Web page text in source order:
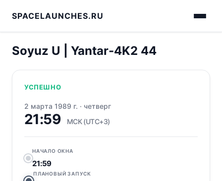
SPACELAUNCHES.RU
Soyuz U | Yantar-4K2 44
УСПЕШНО
2 марта 1989 г. · четверг
21:59 МСК (UTC+3)
НАЧАЛО ОКНА
21:59
ПЛАНОВЫЙ ЗАПУСК